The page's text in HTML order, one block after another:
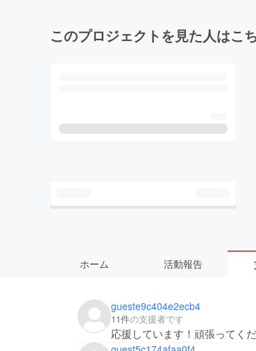
このプロジェクトを見た人はこ
ホーム 活動報告
gueste9c404e2ecb4
11件の支援者です
応援しています！頑張ってく